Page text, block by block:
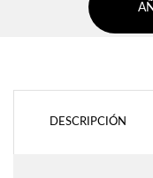
DESCRIPCIÓN